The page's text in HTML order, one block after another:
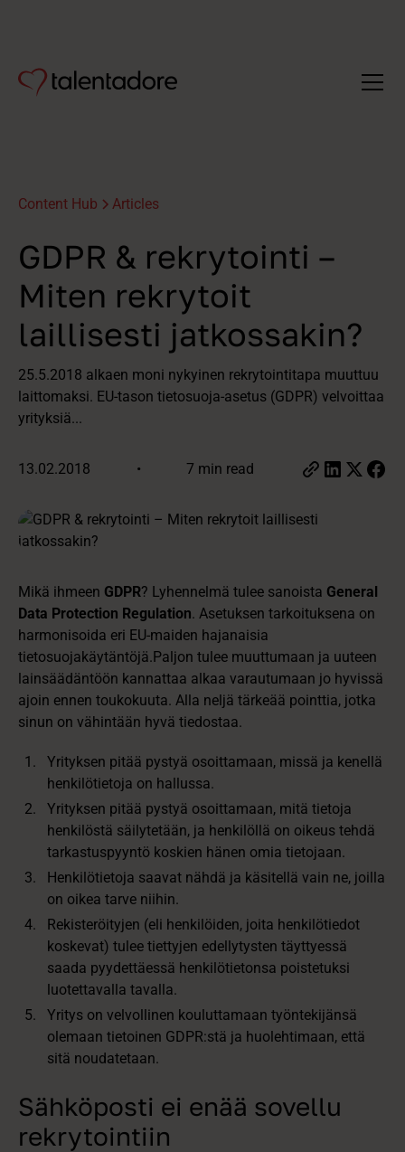
Content Hub Articles
GDPR & rekrytointi –
Miten rekrytoit
laillisesti jatkossakin?
25.5.2018 alkaen moni nykyinen rekrytointitapa muuttuu
laittomaksi. EU-tason tietosuoja-asetus (GDPR) velvoittaa
yrityksiä...
13.02.2018 • 7 min read
Mikä ihmeen GDPR? Lyhennelmä tulee sanoista General
Data Protection Regulation. Asetuksen tarkoituksena on
harmonisoida eri EU-maiden hajanaisia
tietosuojakäytäntöjä.Paljon tulee muuttumaan ja uuteen
lainsäädäntöön kannattaa alkaa varautumaan jo hyvissä
ajoin ennen toukokuuta. Alla neljä tärkeää pointtia, jotka
sinun on vähintään hyvä tiedostaa.
Yrityksen pitää pystyä osoittamaan, missä ja kenellä
henkilötietoja on hallussa.
Yrityksen pitää pystyä osoittamaan, mitä tietoja
henkilöstä säilytetään, ja henkilöllä on oikeus tehdä
tarkastuspyyntö koskien hänen omia tietojaan.
Henkilötietoja saavat nähdä ja käsitellä vain ne, joilla
on oikea tarve niihin.
Rekisteröityjen (eli henkilöiden, joita henkilötiedot
koskevat) tulee tiettyjen edellytysten täyttyessä
saada pyydettäessä henkilötietonsa poistetuksi
luotettavalla tavalla.
Yritys on velvollinen kouluttamaan työntekijänsä
olemaan tietoinen GDPR:stä ja huolehtimaan, että
sitä noudatetaan.
Sähköposti ei enää sovellu
rekrytointiin